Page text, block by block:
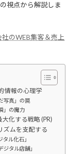
視点から解説しま
のWEB集客＆売上
情報の心理学
写真」の罠
」の魔力
化する戦略 (PR)
ズムを支配する
ル化石」
タル店舗」